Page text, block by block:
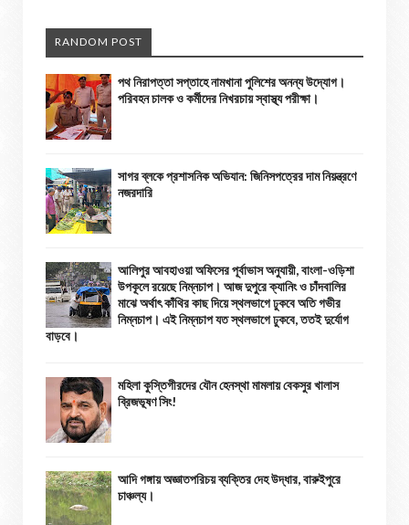
RANDOM POST
পথ নিরাপত্তা সপ্তাহে নামখানা পুলিশের অনন্য উদ্যোগ।
পরিবহন চালক ও কর্মীদের নিখরচায় স্বাস্থ্য পরীক্ষা।
সাগর ব্লকে প্রশাসনিক অভিযান: জিনিসপত্রের দাম নিয়ন্ত্রণে
নজরদারি
আলিপুর আবহাওয়া অফিসের পূর্বাভাস অনুযায়ী, বাংলা-ওড়িশা
উপকূলে রয়েছে নিম্নচাপ। আজ দুপুরে ক্যানিং ও চাঁদবালির
মাঝে অর্থাৎ কাঁথির কাছ দিয়ে স্থলভাগে ঢুকবে অতি গভীর
নিম্নচাপ। এই নিম্নচাপ যত স্থলভাগে ঢুকবে, ততই দুর্যোগ
বাড়বে।
মহিলা কুস্তিগীরদের যৌন হেনস্থা মামলায় বেকসুর খালাস
ব্রিজভূষণ সিং!
আদি গঙ্গায় অজ্ঞাতপরিচয় ব্যক্তির দেহ উদ্ধার, বারুইপুরে
চাঞ্চল্য।